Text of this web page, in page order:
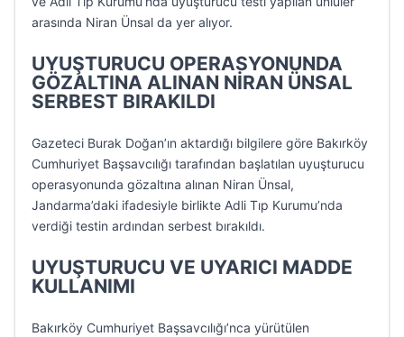
arasında Niran Ünsal da yer alıyor.
UYUŞTURUCU OPERASYONUNDA
GÖZALTINA ALINAN NİRAN ÜNSAL
SERBEST BIRAKILDI
Gazeteci Burak Doğan’ın aktardığı bilgilere göre Bakırköy
Cumhuriyet Başsavcılığı tarafından başlatılan uyuşturucu
operasyonunda gözaltına alınan Niran Ünsal,
Jandarma’daki ifadesiyle birlikte Adli Tıp Kurumu’nda
verdiği testin ardından serbest bırakıldı.
UYUŞTURUCU VE UYARICI MADDE
KULLANIMI
Bakırköy Cumhuriyet Başsavcılığı’nca yürütülen